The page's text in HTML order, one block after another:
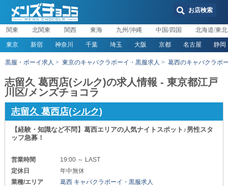
お店検索
関東 北関東 関西 東海 九州/沖縄 中国/四国 北海道/東北
東京 新宿 神奈川 千葉 埼玉 大阪 京都 名古屋 静岡
黒服・ボーイ求人 東京のキャバクラボーイ・黒服求人 葛西のキャバクラボ
志留久 葛西店(シルク)の求人情報 - 東京都江戸
川区/メンズチョコラ
志留久 葛西店(シルク)
【経験・知識など不問】葛西エリアの人気ナイトスポット♪男性スタ
ッフ急募！
営業時間
19:00 ～ LAST
定休日
年中無休
業種/エリア
葛西 キャバクラボーイ・黒服求人